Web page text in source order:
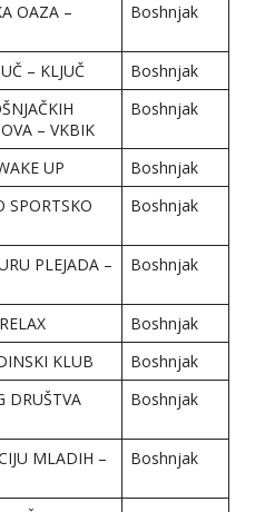
OAZA –
Boshnjak
– KLJUČ
Boshnjak
– VKBIK
Boshnjak
UP
Boshnjak
SPORTSKO
Boshnjak
PLEJADA –
Boshnjak
Boshnjak
KLUB
Boshnjak
DRUŠTVA
Boshnjak
MLADIH –
Boshnjak